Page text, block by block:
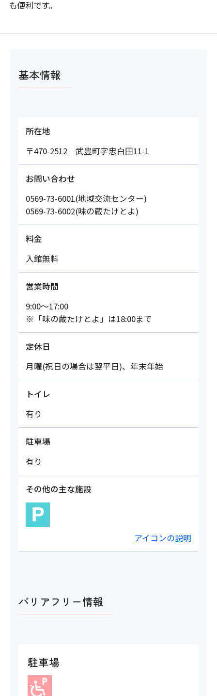
も便利です。
基本情報
所在地
〒470-2512 武豊町字忠白田11-1
お問い合わせ
0569-73-6001(地域交流センター)
0569-73-6002(味の蔵たけとよ)
料金
入館無料
営業時間
9:00～17:00
※「味の蔵たけとよ」は18:00まで
定休日
月曜(祝日の場合は翌平日)、年末年始
トイレ
有り
駐車場
有り
その他の主な施設
アイコンの説明
バリアフリー情報
駐車場